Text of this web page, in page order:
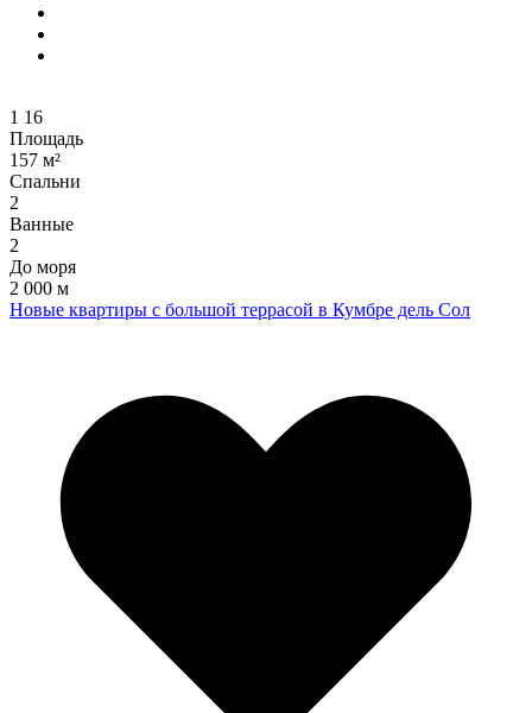
1 16
Площадь
157 м²
Спальни
2
Ванные
2
До моря
2 000 м
Новые квартиры с большой террасой в Кумбре дель Сол